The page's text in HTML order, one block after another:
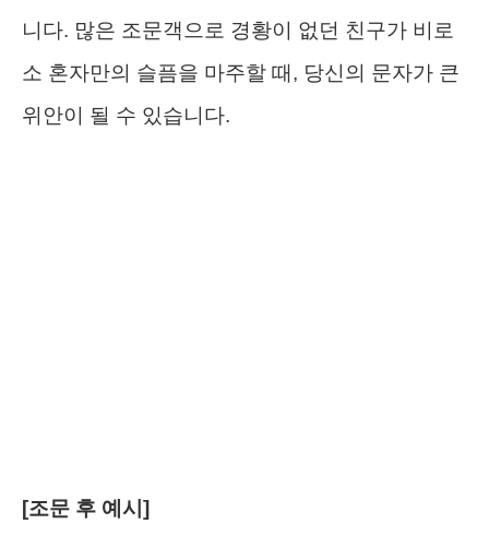
니다. 많은 조문객으로 경황이 없던 친구가 비로
소 혼자만의 슬픔을 마주할 때, 당신의 문자가 큰
위안이 될 수 있습니다.
[조문 후 예시]